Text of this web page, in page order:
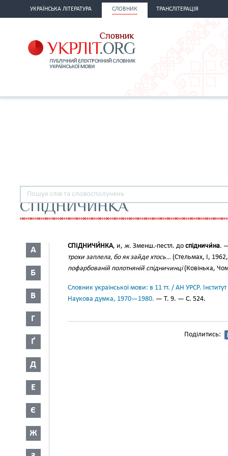
УКРАЇНСЬКА ЛІТЕРАТУРА СЛОВНИК ТРАНСЛІТЕРАЦІЯ
СПІДНИЧИНКА
А
Б
В
Г
Ґ
Д
Е
Є
Ж
СПІДНИЧИ́НКА, и, ж. Зменш.-пестл. до спідничи́на.
трохи заплела, бо як зайде хтось… (Стельмах, І,
пофарбованій полотняній спідничинці(Ковінька,
Словник української мови: в 11 тт. / АН УРСР.
Наукова думка, 1970—1980. — Т. 9. — С. 524.
Поділитись: